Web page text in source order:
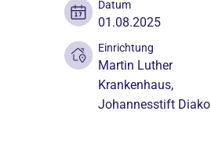
Datum
01.08.2025
Einrichtung
Martin Luther
Krankenhaus,
Johannesstift